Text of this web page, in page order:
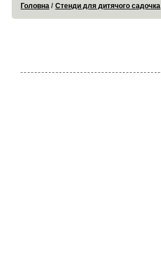
Головна Стенди для дитячого садочка